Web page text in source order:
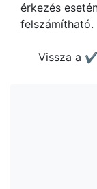
érkezés
felszámítható.
Vissza a ✔️